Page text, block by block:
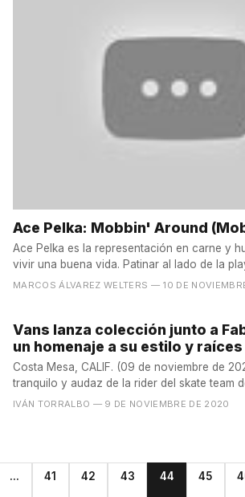
Ace Pelka: Mobbin' Around
Ace Pelka es la representación en carne y
vivir una buena vida. Patinar al lado de la
MARCOS ÁLVAREZ WELTERS — 10 DE
Vans lanza colección junto a
un homenaje a su estilo y raíces
Costa Mesa, CALIF. (09 de noviembre de
tranquilo y audaz de la rider del skate team
IVÁN TORRALBO — 9 DE NOVIEMBRE DE 2020
... 41 42 43 44 45